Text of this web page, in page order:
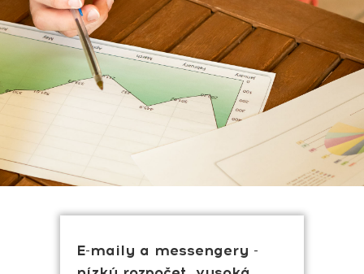
E-maily a messengery -